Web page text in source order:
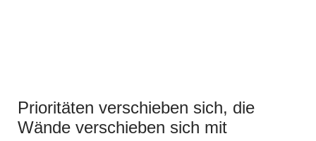
Prioritäten verschieben sich, die
Wände verschieben sich mit